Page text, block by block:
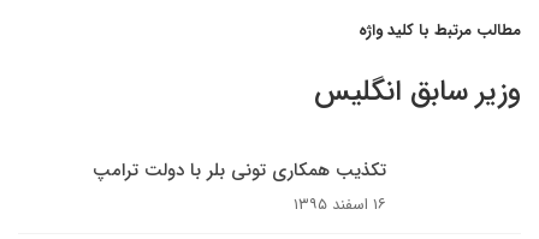
مطالب مرتبط با کلید واژه
وزیر سابق انگلیس
تکذیب همکاری تونی بلر با دولت ترامپ
۱۶ اسفند ۱۳۹۵